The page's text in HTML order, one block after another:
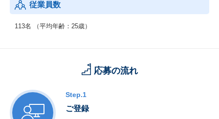
これらの事業を、Web集客とインサイドセールスを一貫させる独
自のハイブリッドな営業モデルで展開し高いマッチング効率と業
従業員数
113名 （平均年齢：25歳）
応募の流れ
Step.1
ご登録